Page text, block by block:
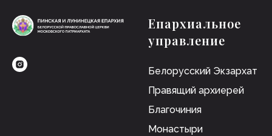
Епархиальное
управление
Белорусский Экзархат
Правящий архиерей
Благочиния
Монастыри